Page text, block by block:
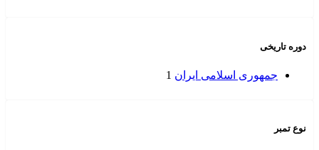
دوره تاریخی
جمهوری اسلامی ایران 1
نوع تمبر